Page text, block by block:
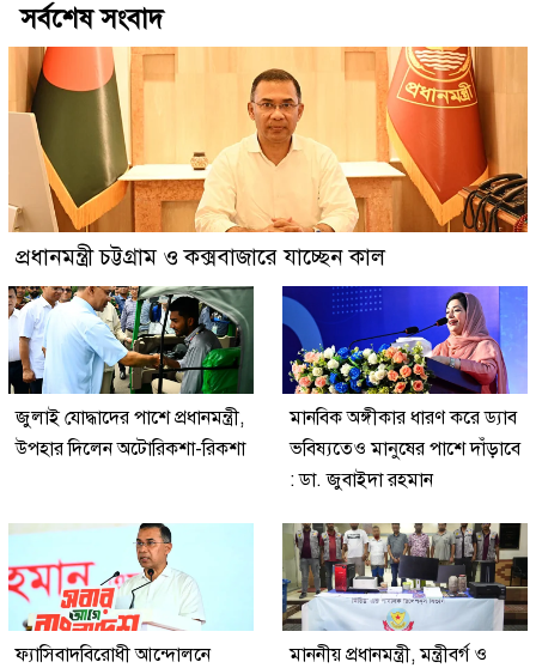
সর্বশেষ সংবাদ
প্রধানমন্ত্রী চট্টগ্রাম ও কক্সবাজারে যাচ্ছেন কাল
জুলাই যোদ্ধাদের পাশে প্রধানমন্ত্রী,
উপহার দিলেন অটোরিকশা-রিকশা
মানবিক অঙ্গীকার ধারণ করে ড্যাব
ভবিষ্যতেও মানুষের পাশে দাঁড়াবে
: ডা. জুবাইদা রহমান
ফ্যাসিবাদবিরোধী আন্দোলনে
মাননীয় প্রধানমন্ত্রী, মন্ত্রীবর্গ ও